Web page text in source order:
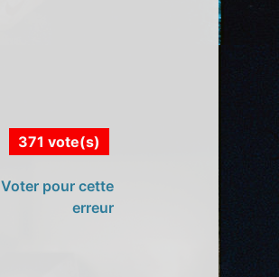
371 vote(s)
Voter pour cette
erreur